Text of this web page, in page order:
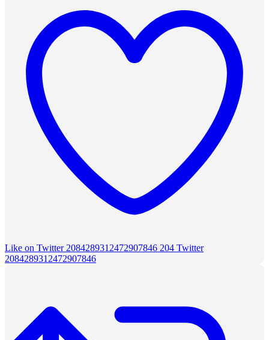
Like on Twitter 2084289312472907846 204 Twitter
2084289312472907846